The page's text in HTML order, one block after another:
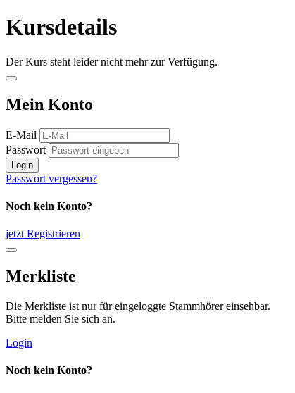
Kursdetails
Der Kurs steht leider nicht mehr zur Verfügung.
Mein Konto
E-Mail
Passwort
Login
Passwort vergessen?
Noch kein Konto?
jetzt Registrieren
Merkliste
Die Merkliste ist nur für eingeloggte Stammhörer einsehbar.
Bitte melden Sie sich an.
Login
Noch kein Konto?